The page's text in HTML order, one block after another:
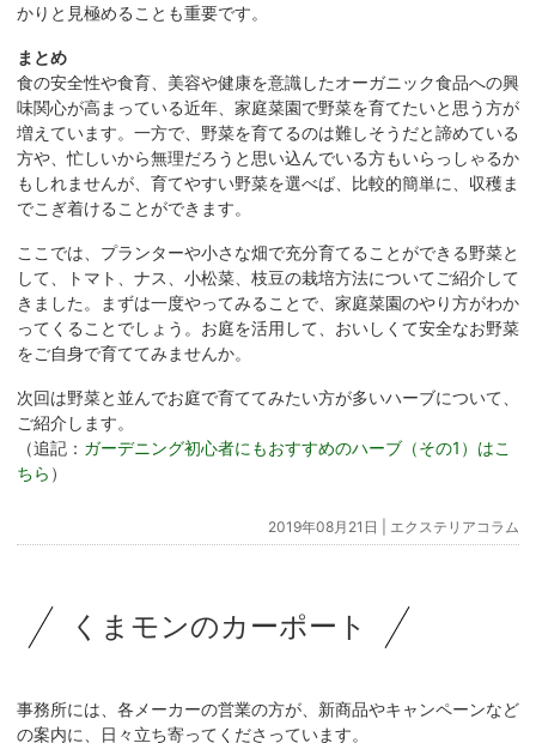
かりと見極めることも重要です。
まとめ
食の安全性や食育、美容や健康を意識したオーガニック食品への興
味関心が高まっている近年、家庭菜園で野菜を育てたいと思う方が
増えています。一方で、野菜を育てるのは難しそうだと諦めている
方や、忙しいから無理だろうと思い込んでいる方もいらっしゃるか
もしれませんが、育てやすい野菜を選べば、比較的簡単に、収穫ま
でこぎ着けることができます。
ここでは、プランターや小さな畑で充分育てることができる野菜と
して、トマト、ナス、小松菜、枝豆の栽培方法についてご紹介して
きました。まずは一度やってみることで、家庭菜園のやり方がわか
ってくることでしょう。お庭を活用して、おいしくて安全なお野菜
をご自身で育ててみませんか。
次回は野菜と並んでお庭で育ててみたい方が多いハーブについて、
ご紹介します。
（追記： ガーデニング初心者にもおすすめのハーブ（その1）はこ
ちら ）
2019年08月21日 | エクステリアコラム
くまモンのカーポート
事務所には、各メーカーの営業の方が、新商品やキャンペーンなど
の案内に、日々立ち寄ってくださっています。